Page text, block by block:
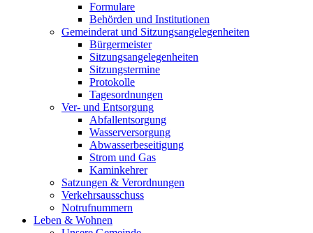
Formulare
Behörden und Institutionen
Gemeinderat und Sitzungsangelegenheiten
Bürgermeister
Sitzungsangelegenheiten
Sitzungstermine
Protokolle
Tagesordnungen
Ver- und Entsorgung
Abfallentsorgung
Wasserversorgung
Abwasserbeseitigung
Strom und Gas
Kaminkehrer
Satzungen & Verordnungen
Verkehrsausschuss
Notrufnummern
Leben & Wohnen